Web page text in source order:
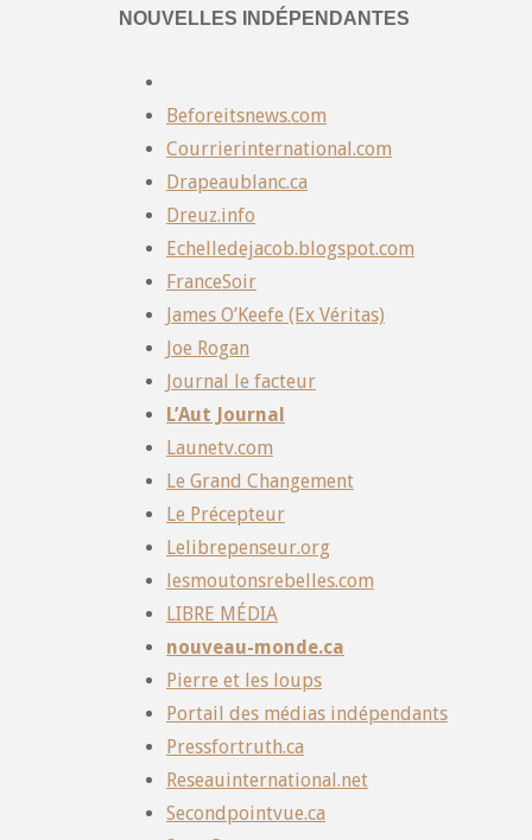
NOUVELLES INDÉPENDANTES
Beforeitsnews.com
Courrierinternational.com
Drapeaublanc.ca
Dreuz.info
Echelledejacob.blogspot.com
FranceSoir
James O’Keefe (Ex Véritas)
Joe Rogan
Journal le facteur
L’Aut Journal
Launetv.com
Le Grand Changement
Le Précepteur
Lelibrepenseur.org
lesmoutonsrebelles.com
LIBRE MÉDIA
nouveau-monde.ca
Pierre et les loups
Portail des médias indépendants
Pressfortruth.ca
Reseauinternational.net
Secondpointvue.ca